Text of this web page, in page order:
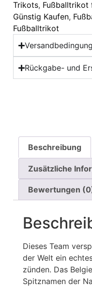
Trikots, Fußballtrikot
Günstig Kaufen,
Fußballtrikot
Rückgabe- und
Beschreibung
Zusätzliche
Bewertungen
Dieses Team
der Welt ein
zünden. Das
Spitznamen der